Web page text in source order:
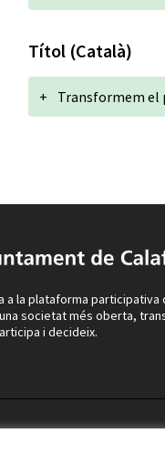
Títol (Català)
+ Transformem el
a la plataforma participativa
societat més oberta,
i decideix.